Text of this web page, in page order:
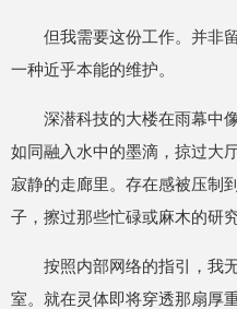
但我需要这份工作。并非
一种近乎本能的维护。
深潜科技的大楼在雨幕中
如同融入水中的墨滴，掠过大
寂静的走廊里。存在感被压制
子，擦过那些忙碌或麻木的研究
按照内部网络的指引，我
室。就在灵体即将穿透那扇厚